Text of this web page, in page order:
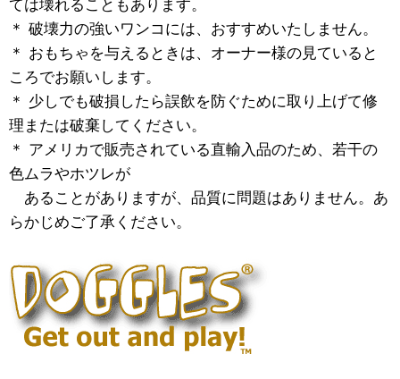
ては壊れることもあります。
＊ 破壊力の強いワンコには、おすすめいたしません。
＊ おもちゃを与えるときは、オーナー様の見ていると
ころでお願いします。
＊ 少しでも破損したら誤飲を防ぐために取り上げて修
理または破棄してください。
＊ アメリカで販売されている直輸入品のため、若干の
色ムラやホツレが
あることがありますが、品質に問題はありません。あ
らかじめご了承ください。